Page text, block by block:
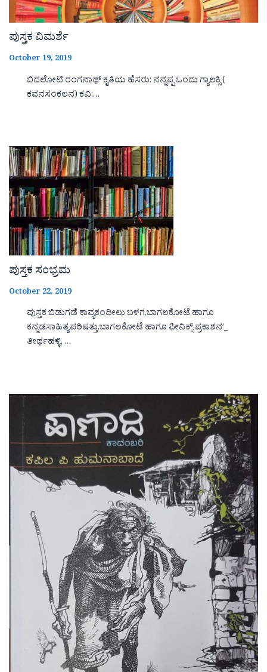
ಪುಸ್ತಕ ವಿಮರ್ಶೆ
October 19, 2019
ಬಿದಲೋಟಿ ರಂಗನಾಥ್ ಕೃತಿಯ ಹೆಸರು: ನನ್ನಪ್ಪ ಒಂದು ಗ್ಯಾಲಕ್ಸಿ (
ಕವನಸಂಕಲನ) ಕವಿ:…
ಪುಸ್ತಕ ಸಂಭ್ರಮ
October 22, 2019
ಪುಸ್ತಕ ಬಿಡುಗಡೆ ಕಾವ್ಯಕಂದೀಲು ಬಳಗ,ಬಾಗಲಕೋಟೆ ಹಾಗೂ
ಕನ್ನಡಸಾಹಿತ್ಯಪರಿಷತ್ತು,ಬಾಗಲಕೋಟೆ ಹಾಗೂ ಫೀನಿಕ್ಸ್ ಪ್ರಕಾಶನ’_
ತೀರ್ಥಹಳ್ಳಿ, …